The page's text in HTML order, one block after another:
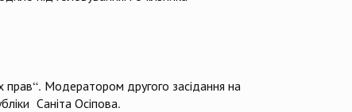
прав“. Модератором другого засідання на
Саніта Осіпова.